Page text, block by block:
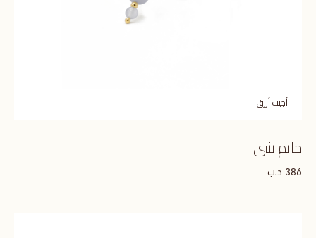
أجيت أزرق
خاتم تثنى
386 د.ب